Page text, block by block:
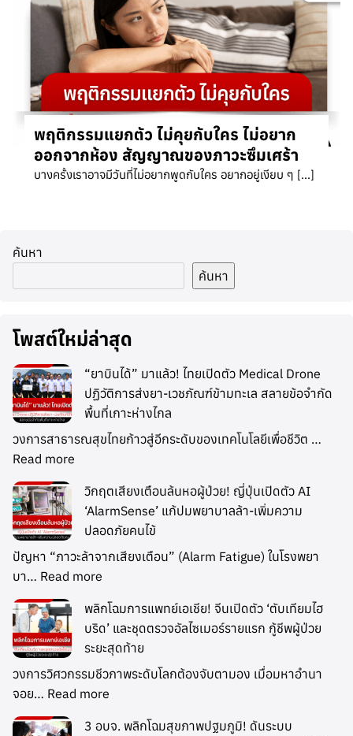
พฤติกรรมแยกตัว ไม่คุยกับใคร ไม่อยาก
ออกจากห้อง สัญญาณของภาวะซึมเศร้า
บางครั้งเราอาจมีวันที่ไม่อยากพูดกับใคร อยากอยู่เงียบ ๆ […]
ค้นหา
ค้นหา
โพสต์ใหม่ล่าสุด
“ยาบินได้” มาแล้ว! ไทยเปิดตัว Medical Drone
ปฏิวัติการส่งยา-เวชภัณฑ์ข้ามทะเล สลายข้อจำกัด
พื้นที่เกาะห่างไกล
วงการสาธารณสุขไทยก้าวสู่อีกระดับของเทคโนโลยีเพื่อชีวิต …
Read more
วิกฤตเสียงเตือนล้นหอผู้ป่วย! ญี่ปุ่นเปิดตัว AI
‘AlarmSense’ แก้ปมพยาบาลล้า-เพิ่มความ
ปลอดภัยคนไข้
ปัญหา “ภาวะล้าจากเสียงเตือน” (Alarm Fatigue) ในโรงพยา
บา… Read more
พลิกโฉมการแพทย์เอเชีย! จีนเปิดตัว ‘ตับเทียมไฮ
บริด’ และชุดตรวจอัลไซเมอร์รายแรก กู้ชีพผู้ป่วย
ระยะสุดท้าย
วงการวิศวกรรมชีวภาพระดับโลกต้องจับตามอง เมื่อมหาอำนา
จอย… Read more
3 อบจ. พลิกโฉมสุขภาพปฐมภูมิ! ดันระบบ